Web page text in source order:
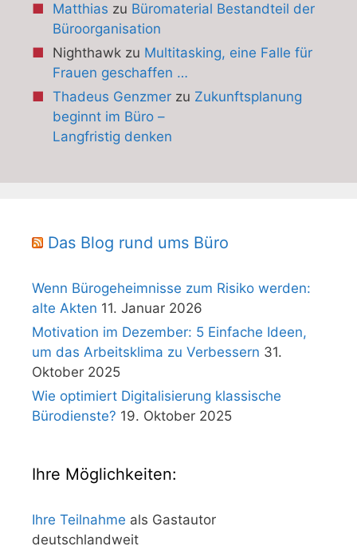
Matthias zu Büromaterial Bestandteil der
Büroorganisation
Nighthawkzu Multitasking, eine Falle für
Frauen geschaffen …
Thadeus Genzmerzu Zukunftsplanung
beginnt im Büro –
Langfristig denken
Das Blog rund ums Büro
Wenn Bürogeheimnisse zum Risiko werden:
alte Akten 11. Januar 2026
Motivation im Dezember: 5 Einfache Ideen,
um das Arbeitsklima zu Verbessern 31.
Oktober 2025
Wie optimiert Digitalisierung klassische
Bürodienste? 19. Oktober 2025
Ihre Möglichkeiten:
Ihre Teilnahme als Gastautor
deutschlandweit